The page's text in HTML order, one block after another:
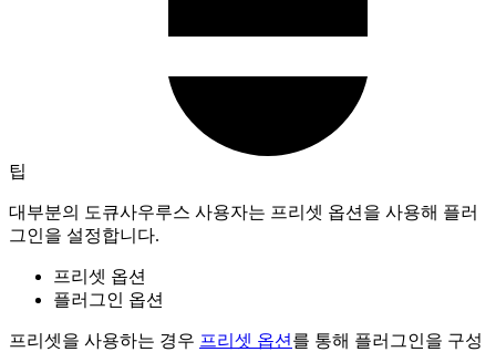
팁
대부분의 도큐사우루스 사용자는 프리셋 옵션을 사용해 플러
그인을 설정합니다.
프리셋 옵션
플러그인 옵션
프리셋을 사용하는 경우 프리셋 옵션를 통해 플러그인을 구성